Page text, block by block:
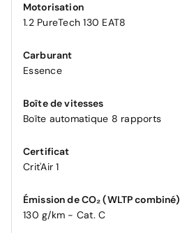
Motorisation
1.2 PureTech 130 EAT8
Carburant
Essence
Boîte de vitesses
Boîte automatique 8 rapports
Certificat
Crit'Air 1
Émission de CO₂ (WLTP combiné)
130 g/km - Cat. C